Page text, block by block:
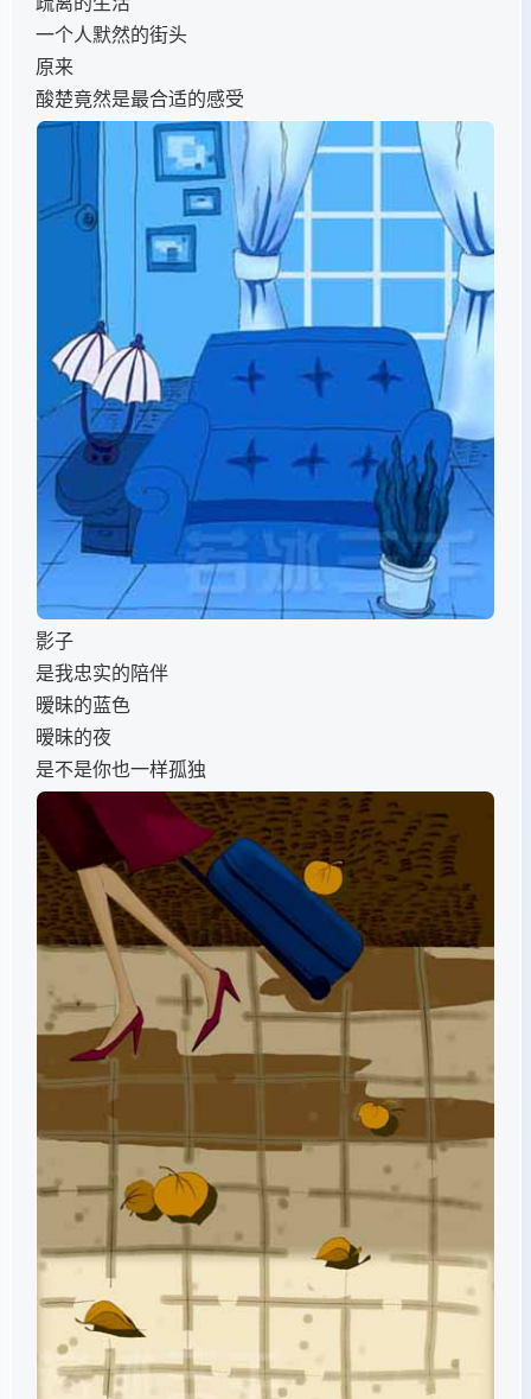
一个人默然的街头
原来
酸楚竟然是最合适的感受
影子
是我忠实的陪伴
暧昧的蓝色
暧昧的夜
是不是你也一样孤独